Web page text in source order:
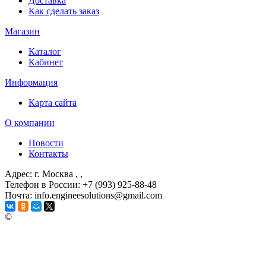
Как сделать заказ
Магазин
Каталог
Кабинет
Информация
Карта сайта
О компании
Новости
Контакты
Адрес: г. Москва , ,
Телефон в России: +7 (993) 925-88-48
Почта: info.engineesolutions@gmail.com
©